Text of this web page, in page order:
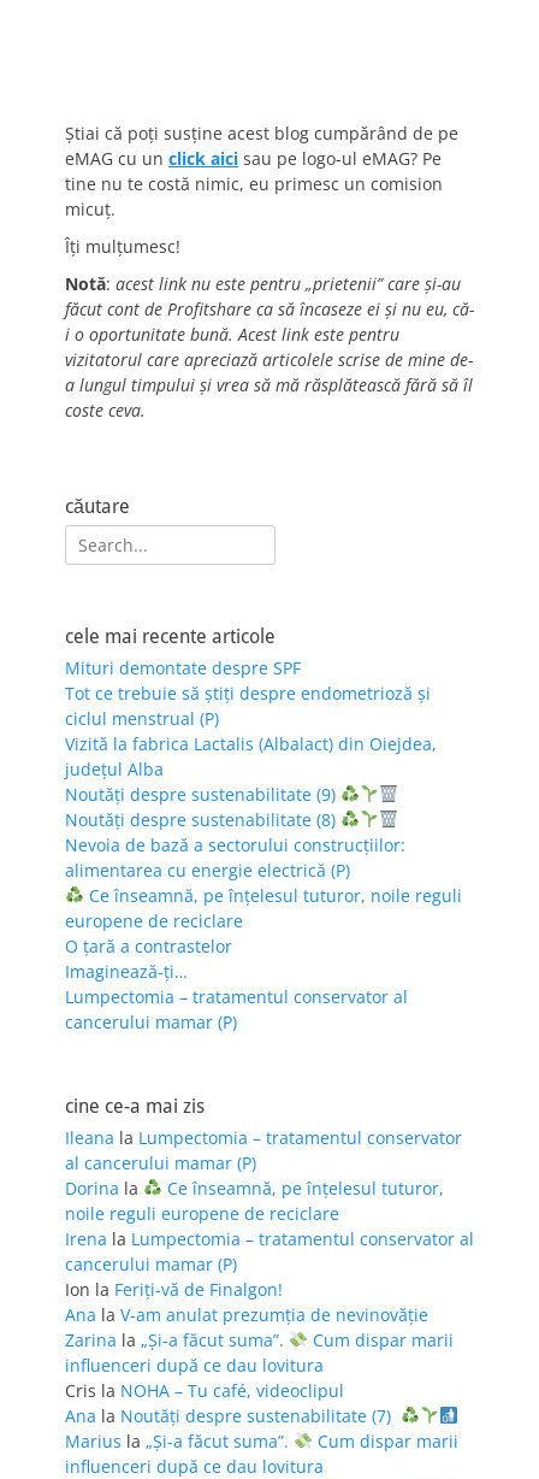
Știai că poți susține acest blog cumpărând de pe
eMAG cu un click aici sau pe logo-ul eMAG? Pe
tine nu te costă nimic, eu primesc un comision
micuț.
Îți mulțumesc!
Notă: acest link nu este pentru „prietenii” care și-au
făcut cont de Profitshare ca să încaseze ei și nu eu, că-
i o oportunitate bună. Acest link este pentru
vizitatorul care apreciază articolele scrise de mine de-
a lungul timpului și vrea să mă răsplătească fără să îl
coste ceva.
căutare
Search
for:
cele mai recente articole
Mituri demontate despre SPF
Tot ce trebuie să știți despre endometrioză și
ciclul menstrual (P)
Vizită la fabrica Lactalis (Albalact) din Oiejdea,
județul Alba
Noutăți despre sustenabilitate (9)
Noutăți despre sustenabilitate (8)
Nevoia de bază a sectorului construcțiilor:
alimentarea cu energie electrică (P)
Ce înseamnă, pe înțelesul tuturor, noile reguli
europene de reciclare
O țară a contrastelor
Imaginează-ți…
Lumpectomia – tratamentul conservator al
cancerului mamar (P)
cine ce-a mai zis
Ileana la Lumpectomia – tratamentul conservator
al cancerului mamar (P)
Dorina la
Ce înseamnă, pe înțelesul tuturor,
noile reguli europene de reciclare
Irena la Lumpectomia – tratamentul conservator al
cancerului mamar (P)
Ion la Feriţi-vă de Finalgon!
Ana la V-am anulat prezumția de nevinovăție
Zarina la „Și-a făcut suma”.
Cum dispar marii
influenceri după ce dau lovitura
Cris la NOHA – Tu café, videoclipul
Ana la Noutăți despre sustenabilitate (7)
Marius la „Și-a făcut suma”.
Cum dispar marii
influenceri după ce dau lovitura